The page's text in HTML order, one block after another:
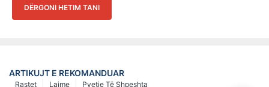
DËRGONI HETIM TANI
ARTIKUJT E REKOMANDUAR
Pyetje Të Shpeshta
Lajme
Rastet